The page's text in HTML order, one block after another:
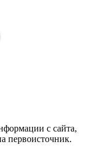
с сайта,
первоисточник.